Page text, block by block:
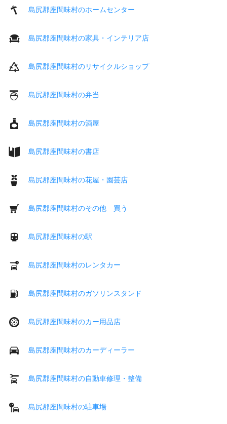
島尻郡座間味村のホームセンター
島尻郡座間味村の家具・インテリア店
島尻郡座間味村のリサイクルショップ
島尻郡座間味村の弁当
島尻郡座間味村の酒屋
島尻郡座間味村の書店
島尻郡座間味村の花屋・園芸店
島尻郡座間味村のその他 買う
島尻郡座間味村の駅
島尻郡座間味村のレンタカー
島尻郡座間味村のガソリンスタンド
島尻郡座間味村のカー用品店
島尻郡座間味村のカーディーラー
島尻郡座間味村の自動車修理・整備
島尻郡座間味村の駐車場